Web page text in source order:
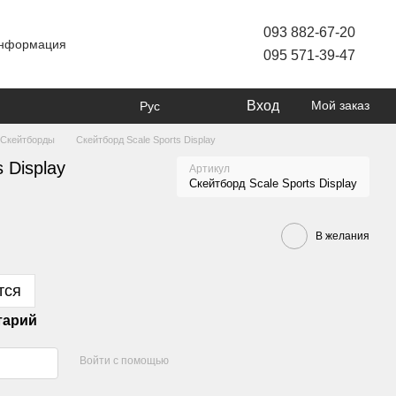
093 882-67-20
095 571-39-47
Рус Вход Мой заказ
Скейтборды Скейтборд Scale Sports Display
Display Артикул
Скейтборд Scale Sports Display
В желания
Войти с помощью